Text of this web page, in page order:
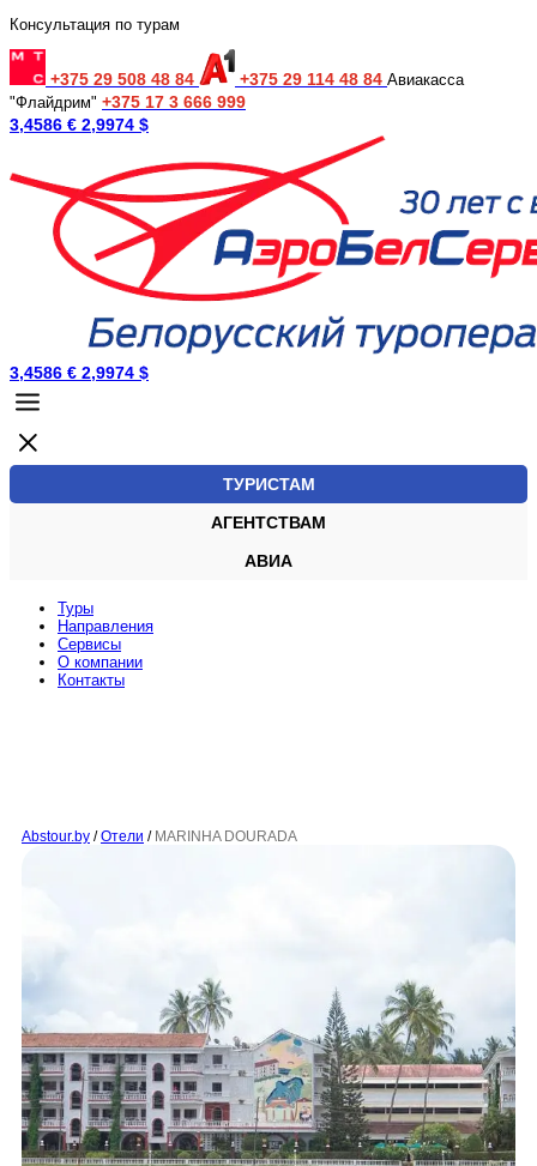
Консультация по турам
+375 29 508 48 84 +375 29 114 48 84 Авиакасса
"Флайдрим" +375 17 3 666 999
3,4586 € 2,9974 $
3,4586 € 2,9974 $
ТУРИСТАМ
АГЕНТСТВАМ
АВИА
Туры
Направления
Сервисы
O компании
Контакты
Abstour.by / Отели / MARINHA DOURADA